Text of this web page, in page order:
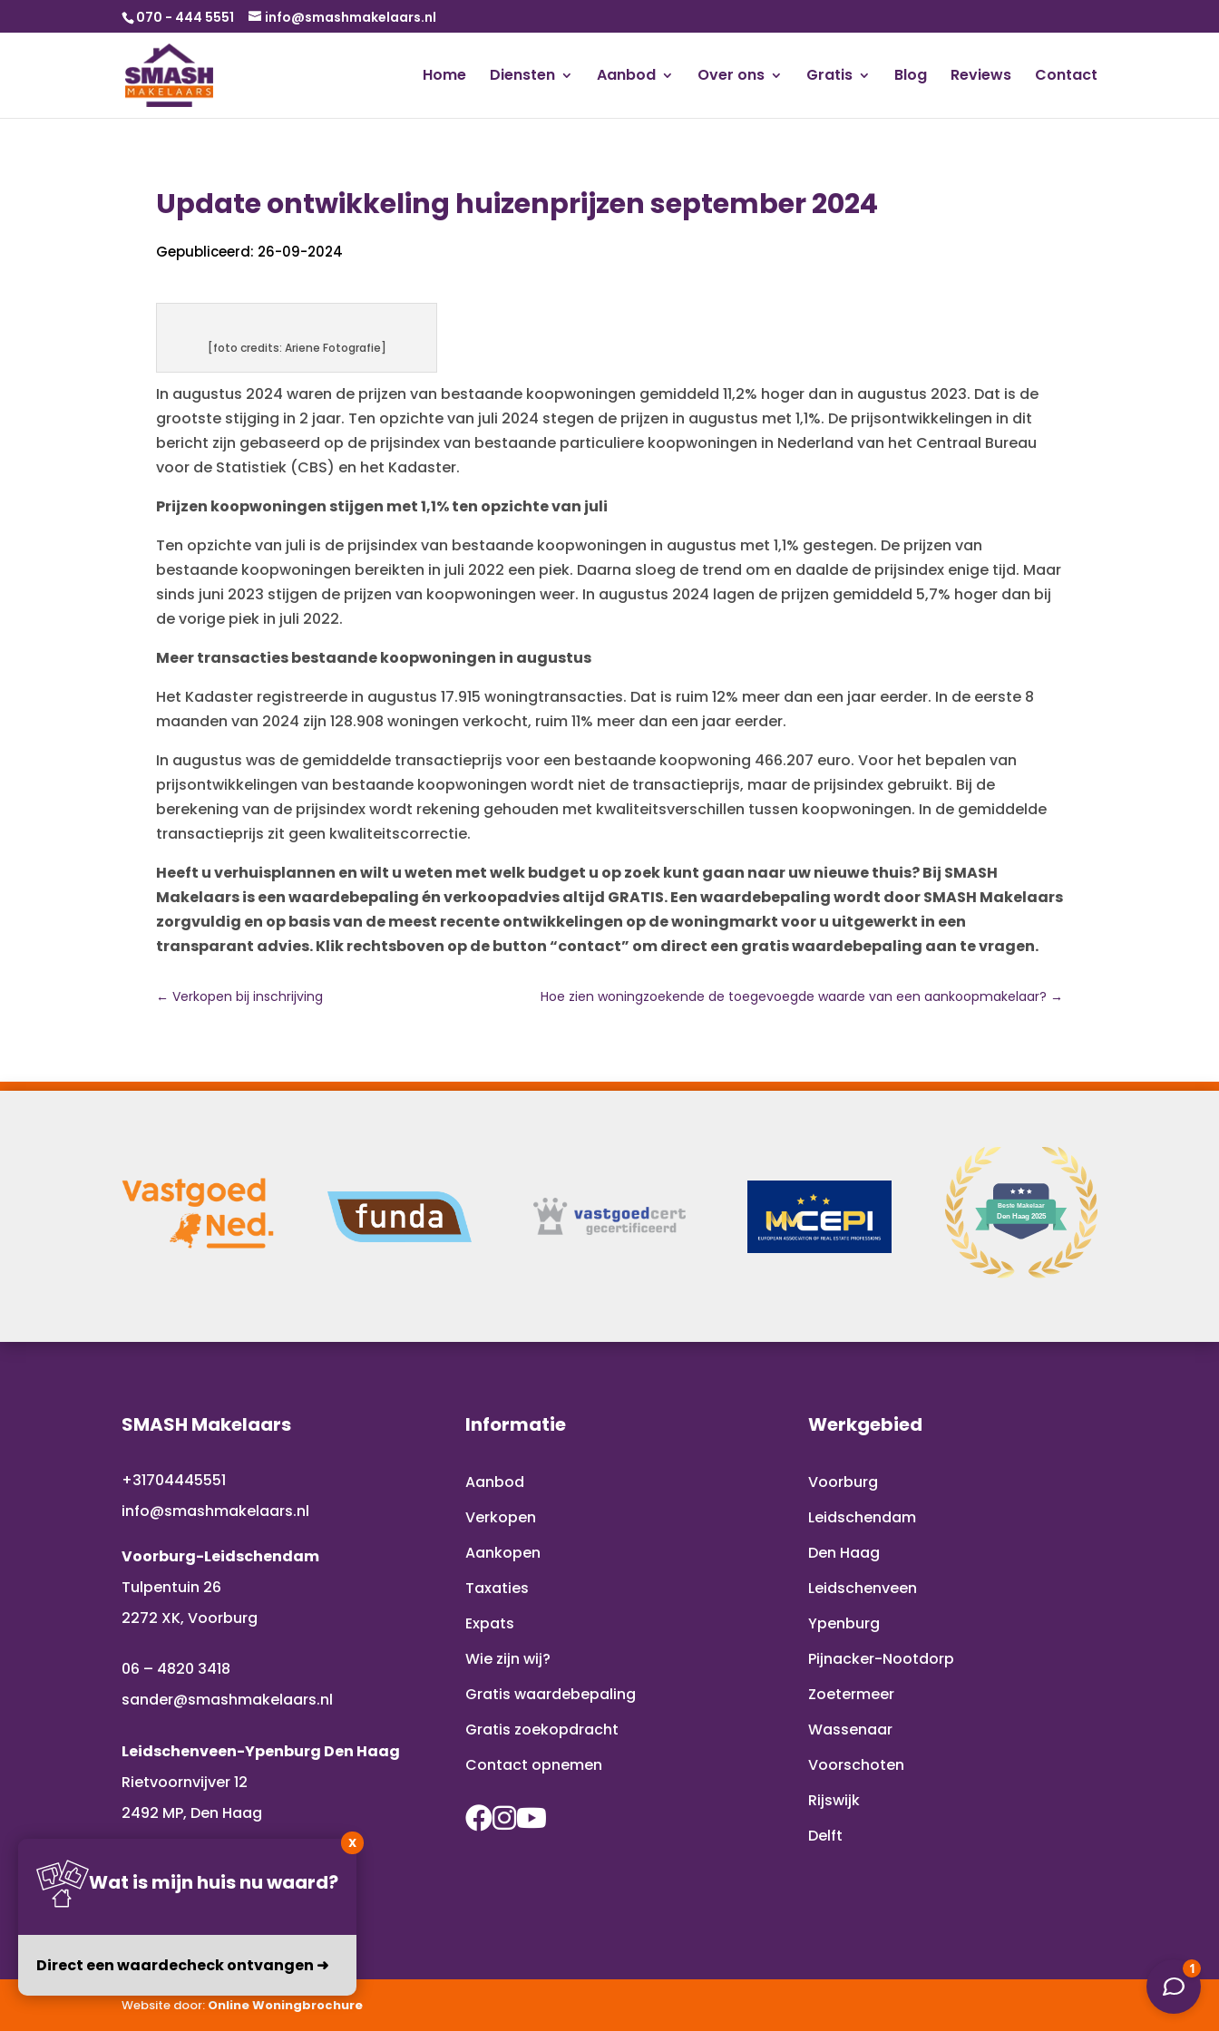
070 - 444 5551 info@smashmakelaars.nl
Home Diensten Aanbod Over ons Gratis Blog Reviews Contact
Update ontwikkeling huizenprijzen september 2024
Gepubliceerd: 26-09-2024
[foto credits: Ariene Fotografie]
In augustus 2024 waren de prijzen van bestaande koopwoningen gemiddeld 11,2% hoger dan in augustus 2023. Dat is de
grootste stijging in 2 jaar. Ten opzichte van juli 2024 stegen de prijzen in augustus met 1,1%. De prijsontwikkelingen in dit
bericht zijn gebaseerd op de prijsindex van bestaande particuliere koopwoningen in Nederland van het Centraal Bureau
voor de Statistiek (CBS) en het Kadaster.
Prijzen koopwoningen stijgen met 1,1% ten opzichte van juli
Ten opzichte van juli is de prijsindex van bestaande koopwoningen in augustus met 1,1% gestegen. De prijzen van
bestaande koopwoningen bereikten in juli 2022 een piek. Daarna sloeg de trend om en daalde de prijsindex enige tijd. Maar
sinds juni 2023 stijgen de prijzen van koopwoningen weer. In augustus 2024 lagen de prijzen gemiddeld 5,7% hoger dan bij
de vorige piek in juli 2022.
Meer transacties bestaande koopwoningen in augustus
Het Kadaster registreerde in augustus 17.915 woningtransacties. Dat is ruim 12% meer dan een jaar eerder. In de eerste 8
maanden van 2024 zijn 128.908 woningen verkocht, ruim 11% meer dan een jaar eerder.
In augustus was de gemiddelde transactieprijs voor een bestaande koopwoning 466.207 euro. Voor het bepalen van
prijsontwikkelingen van bestaande koopwoningen wordt niet de transactieprijs, maar de prijsindex gebruikt. Bij de
berekening van de prijsindex wordt rekening gehouden met kwaliteitsverschillen tussen koopwoningen. In de gemiddelde
transactieprijs zit geen kwaliteitscorrectie.
Heeft u verhuisplannen en wilt u weten met welk budget u op zoek kunt gaan naar uw nieuwe thuis? Bij SMASH
Makelaarsis een waardebepaling én verkoopadvies altijd GRATIS. Een waardebepaling wordt doorSMASH Makelaars
zorgvuldig en op basis van de meest recente ontwikkelingen op de woningmarkt voor u uitgewerkt in een
transparant advies. Klik rechtsboven op de button “contact” om direct een gratis waardebepaling aan te vragen.
← Verkopen bij inschrijving Hoe zien woningzoekende de toegevoegde waarde van een aankoopmakelaar? →
SMASH Makelaars
+31704445551
info@smashmakelaars.nl
Voorburg-Leidschendam
Tulpentuin 26
2272 XK, Voorburg
06 – 4820 3418
sander@smashmakelaars.nl
Leidschenveen-Ypenburg Den Haag
Rietvoornvijver 12
2492 MP, Den Haag
alexandra@smashmakelaars.nl
Informatie
Aanbod
Verkopen
Aankopen
Taxaties
Expats
Wie zijn wij?
Gratis waardebepaling
Gratis zoekopdracht
Contact opnemen
Werkgebied
Voorburg
Leidschendam
Den Haag
Leidschenveen
Ypenburg
Pijnacker-Nootdorp
Zoetermeer
Wassenaar
Voorschoten
Rijswijk
Delft
Website door:Online Woningbrochure
Wat is mijn huis nu waard?
Direct een waardecheck ontvangen ➜
X